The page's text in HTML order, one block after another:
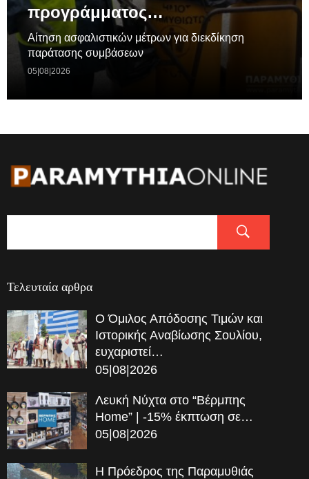
προγράμματος…
Aίτηση ασφαλιστικών μέτρων για διεκδίκηση
παράτασης συμβάσεων
05|08|2026
Τελευταία αρθρα
Ο Όμιλος Απόδοσης Τιμών και
Ιστορικής Αναβίωσης Σουλίου,
ευχαριστεί…
05|08|2026
Λευκή Νύχτα στο “Βέρμπης
Home” | -15% έκπτωση σε…
05|08|2026
Η Πρόεδρος της Παραμυθιάς